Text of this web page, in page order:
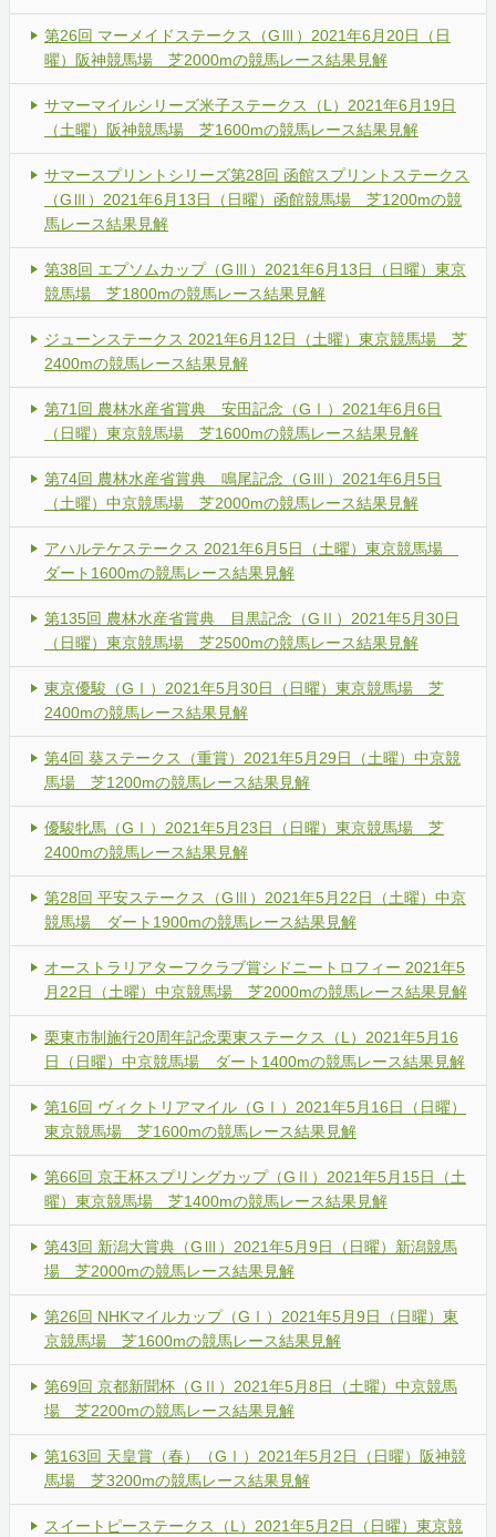
第26回 マーメイドステークス（GⅢ）2021年6月20日（日
曜）阪神競馬場 芝2000mの競馬レース結果見解
サマーマイルシリーズ米子ステークス（L）2021年6月19日
（土曜）阪神競馬場 芝1600mの競馬レース結果見解
サマースプリントシリーズ第28回 函館スプリントステークス
（GⅢ）2021年6月13日（日曜）函館競馬場 芝1200mの競
馬レース結果見解
第38回 エプソムカップ（GⅢ）2021年6月13日（日曜）東京
競馬場 芝1800mの競馬レース結果見解
ジューンステークス 2021年6月12日（土曜）東京競馬場 芝
2400mの競馬レース結果見解
第71回 農林水産省賞典 安田記念（GⅠ）2021年6月6日
（日曜）東京競馬場 芝1600mの競馬レース結果見解
第74回 農林水産省賞典 鳴尾記念（GⅢ）2021年6月5日
（土曜）中京競馬場 芝2000mの競馬レース結果見解
アハルテケステークス 2021年6月5日（土曜）東京競馬場
ダート1600mの競馬レース結果見解
第135回 農林水産省賞典 目黒記念（GⅡ）2021年5月30日
（日曜）東京競馬場 芝2500mの競馬レース結果見解
東京優駿（GⅠ）2021年5月30日（日曜）東京競馬場 芝
2400mの競馬レース結果見解
第4回 葵ステークス（重賞）2021年5月29日（土曜）中京競
馬場 芝1200mの競馬レース結果見解
優駿牝馬（GⅠ）2021年5月23日（日曜）東京競馬場 芝
2400mの競馬レース結果見解
第28回 平安ステークス（GⅢ）2021年5月22日（土曜）中京
競馬場 ダート1900mの競馬レース結果見解
オーストラリアターフクラブ賞シドニートロフィー 2021年5
月22日（土曜）中京競馬場 芝2000mの競馬レース結果見解
栗東市制施行20周年記念栗東ステークス（L）2021年5月16
日（日曜）中京競馬場 ダート1400mの競馬レース結果見解
第16回 ヴィクトリアマイル（GⅠ）2021年5月16日（日曜）
東京競馬場 芝1600mの競馬レース結果見解
第66回 京王杯スプリングカップ（GⅡ）2021年5月15日（土
曜）東京競馬場 芝1400mの競馬レース結果見解
第43回 新潟大賞典（GⅢ）2021年5月9日（日曜）新潟競馬
場 芝2000mの競馬レース結果見解
第26回 NHKマイルカップ（GⅠ）2021年5月9日（日曜）東
京競馬場 芝1600mの競馬レース結果見解
第69回 京都新聞杯（GⅡ）2021年5月8日（土曜）中京競馬
場 芝2200mの競馬レース結果見解
第163回 天皇賞（春）（GⅠ）2021年5月2日（日曜）阪神競
馬場 芝3200mの競馬レース結果見解
スイートピーステークス（L）2021年5月2日（日曜）東京競